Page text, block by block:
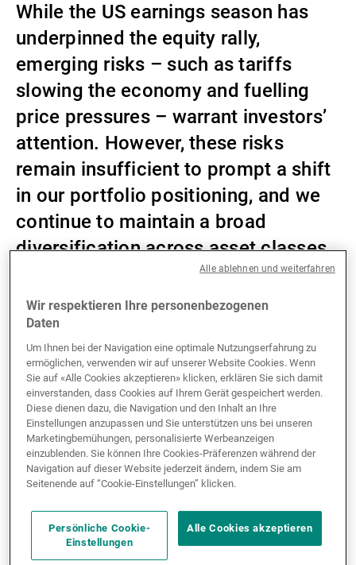
Asset Management
Externe Vermögensverwalter
Nachrichten und Insights
Kontakte
While the US earnings season has
underpinned the equity rally,
emerging risks – such as tariffs
slowing the economy and fuelling
price pressures – warrant investors’
attention. However, these risks
remain insufficient to prompt a shift
in our portfolio positioning, and we
continue to maintain a broad
diversification across asset classes.
Key investment themes
Technology and utility equities provide the
strongest visibility
Our highest convictions in fixed income remain
mortgage-backed securities (MBS), senior
loans and AT1s
The broader trend points to sustained US dollar
weakness
Gold’s secular rally still has room to run
Download the brochure
Wir respektieren Ihre personenbezogenen
Daten
Um Ihnen bei der Navigation eine optimale Nutzungserfahrung zu
ermöglichen, verwenden wir auf unserer Website Cookies. Wenn
Sie auf «Alle Cookies akzeptieren» klicken, erklären Sie sich damit
einverstanden, dass Cookies auf Ihrem Gerät gespeichert werden.
Diese dienen dazu, die Navigation und den Inhalt an Ihre
Einstellungen anzupassen und Sie unterstützen uns bei unseren
Marketingbemühungen, personalisierte Werbeanzeigen
einzublenden. Sie können Ihre Cookies-Präferenzen während der
Navigation auf dieser Website jederzeit ändern, indem Sie am
Seitenende auf “Cookie-Einstellungen” klicken.
Persönliche Cookie-
Einstellungen
Alle Cookies akzeptieren
Alle ablehnen und weiterfahren